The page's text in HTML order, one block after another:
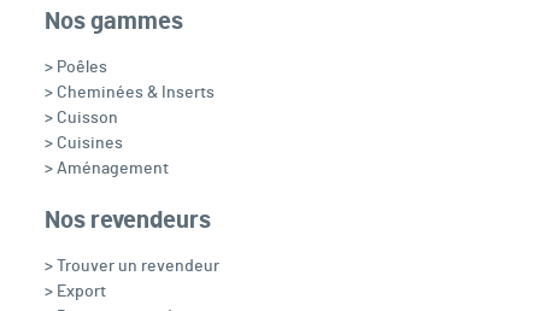
Nos gammes
> Poêles
> Cheminées & Inserts
> Cuisson
> Cuisines
> Aménagement
Nos revendeurs
> Trouver un revendeur
> Export